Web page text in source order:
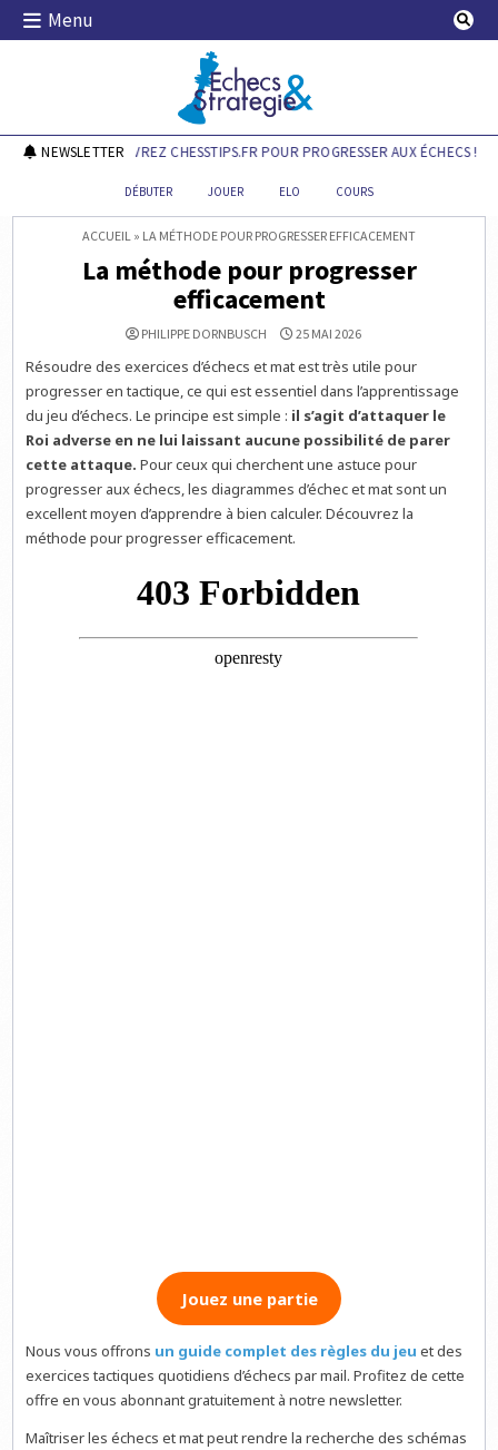
Skip
Menu
Echecs & Stratégie
NEWSLETTER
DÉCOUVREZ CHESSTIPS.FR POUR PROGRESSER AUX ÉCHECS !
DÉBUTER JOUER ELO COURS
ACCUEIL » LA MÉTHODE POUR PROGRESSER EFFICACEMENT
La méthode pour progresser
efficacement
PHILIPPE DORNBUSCH 25 MAI 2026
Résoudre des exercices d’échecs et mat est très utile pour
progresser en tactique, ce qui est essentiel dans l’apprentissage
du jeu d’échecs. Le principe est simple : il s’agit d’attaquer le
Roi adverse en ne lui laissant aucune possibilité de parer
cette attaque. Pour ceux qui cherchent une astuce pour
progresser aux échecs, les diagrammes d’échec et mat sont un
excellent moyen d’apprendre à bien calculer. Découvrez la
méthode pour progresser efficacement.
Jouez une partie
Nous vous offrons un guide complet des règles du jeu et des
exercices tactiques quotidiens d’échecs par mail. Profitez de cette
offre en vous abonnant gratuitement à notre newsletter.
Maîtriser les échecs et mat peut rendre la recherche des schémas